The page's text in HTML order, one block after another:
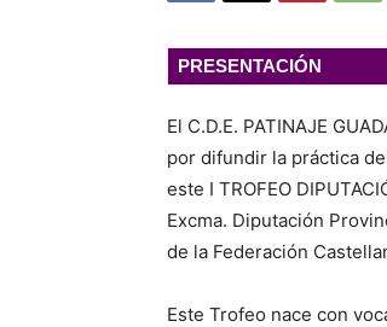
PRESENTACIÓN
El C.D.E. PATINAJE
por difundir la práctica
este I TROFEO
Excma. Diputación
de la Federación
Este Trofeo nace con